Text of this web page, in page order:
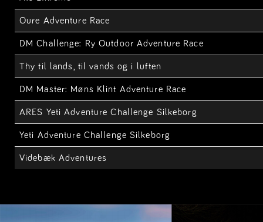
Oure Adventure Race
DM Challenge: Ry Outdoor Adventure Race
Thy til lands, til vands og i luften
DM Master: Møns Klint Adventure Race
ARES Yeti Adventure Challenge Silkeborg
Yeti Adventure Challenge Silkeborg
Videbæk Adventures